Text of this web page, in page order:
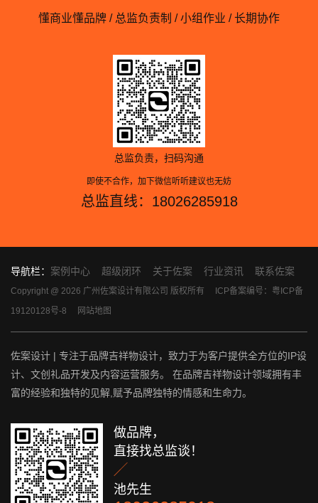
懂商业懂品牌 / 总监负责制 / 小组作业 / 长期协作
总监负责，扫码沟通
即使不合作，加下微信听听建议也无妨
总监直线：18026285918
导航栏： 案例中心 超级闭环 关于佐案 行业资讯 联系佐案
Copyright @ 2026 广州佐案设计有限公司 版权所有
ICP备案编号：粤ICP备
19120128号-8
网站地图
佐案设计 | 专注于品牌吉祥物设计，致力于为客户提供全方位的IP设
计、文创礼品开发及内容运营服务。 在品牌吉祥物设计领域拥有丰
富的经验和独特的见解,赋予品牌独特的情感和生命力。
做品牌，
直接找总监谈！

池先生